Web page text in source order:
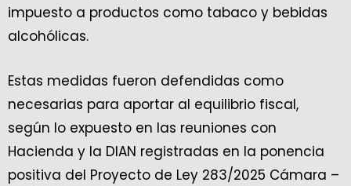
impuesto a productos como tabaco y bebidas
alcohólicas.
Estas medidas fueron defendidas como
necesarias para aportar al equilibrio fiscal,
según lo expuesto en las reuniones con
Hacienda y la DIAN registradas en la ponencia
positiva del Proyecto de Ley 283/2025 Cámara –